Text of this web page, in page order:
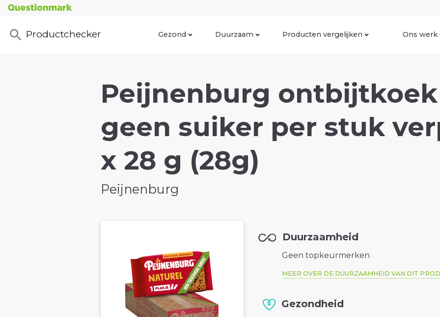
Productchecker Gezond Duurzaam Producten vergelijken Ons werk
Peijnenburg
geen suiker per stuk
x 28 g (28g)
Peijnenburg
Duurzaamheid
Geen topkeurmerken
MEER OVER DE DUURZAAMHEID VAN DIT
Gezondheid